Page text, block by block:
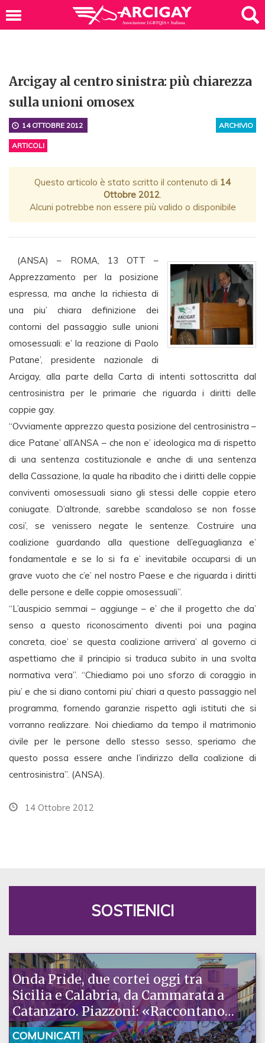
Arcigay al centro sinistra: più chiarezza
sulla unioni omosex
ARCHIVIO
14 OTTOBRE 2012
ARTICOLI
Questo articolo è stato scritto il contenuto di 14
Ottobre 2012.
Alcuni potrebbe non essere più valido o disponibile
(ANSA) – ROMA, 13 OTT –
Apprezzamento per la posizione
espressa, ma anche la richiesta di
una piu’ chiara definizione dei
contorni del passaggio sulle unioni
omosessuali: e’ la reazione di Paolo
Patane’, presidente nazionale di
Arcigay, alla parte della Carta di intenti sottoscritta dal
centrosinistra per le primarie che riguarda i diritti delle
coppie gay.
“Ovviamente apprezzo questa posizione del centrosinistra –
dice Patane’ all’ANSA – che non e’ ideologica ma di rispetto
di una sentenza costituzionale e anche di una sentenza
della Cassazione, la quale ha ribadito che i diritti delle coppie
conviventi omosessuali siano gli stessi delle coppie etero
coniugate. D’altronde, sarebbe scandaloso se non fosse
cosi’, se venissero negate le sentenze. Costruire una
coalizione guardando alla questione dell’eguaglianza e’
fondamentale e se lo si fa e’ inevitabile occuparsi di un
grave vuoto che c’e’ nel nostro Paese e che riguarda i diritti
delle persone e delle coppie omosessuali”.
“L’auspicio semmai – aggiunge – e’ che il progetto che da’
senso a questo riconoscimento diventi poi una pagina
concreta, cioe’ se questa coalizione arrivera’ al governo ci
aspettiamo che il principio si traduca subito in una svolta
normativa vera”. “Chiediamo poi uno sforzo di coraggio in
piu’ e che si diano contorni piu’ chiari a questo passaggio nel
programma, fornendo garanzie rispetto agli istituti che si
vorranno realizzare. Noi chiediamo da tempo il matrimonio
civile per le persone dello stesso sesso, speriamo che
questo possa essere anche l’indirizzo della coalizione di
centrosinistra”. (ANSA).
14 Ottobre 2012
SOSTIENICI
Onda Pride, due cortei oggi tra
Sicilia e Calabria, da Cammarata a
Catanzaro. Piazzoni: «Raccontano
la nostra ostinazione»
COMUNICATI